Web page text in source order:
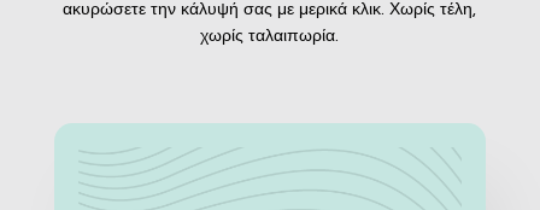
ακυρώσετε την κάλυψή σας με μερικά κλικ.Χωρίς τέλη,
χωρίς ταλαιπωρία.